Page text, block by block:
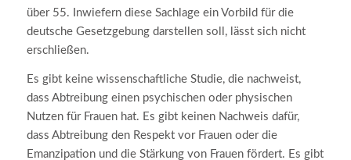
über 55. Inwiefern diese Sachlage ein Vorbild für die
deutsche Gesetzgebung darstellen soll, lässt sich nicht
erschließen.
Es gibt keine wissenschaftliche Studie, die nachweist,
dass Abtreibung einen psychischen oder physischen
Nutzen für Frauen hat. Es gibt keinen Nachweis dafür,
dass Abtreibung den Respekt vor Frauen oder die
Emanzipation und die Stärkung von Frauen fördert. Es gibt